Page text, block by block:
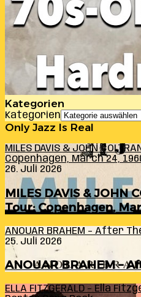
Kategorien
Kategorien
Only Jazz Is Real
MILES DAVIS & JOHN
Copenhagen, March 24,
26. Juli 2026
MILES DAVIS & JOHN
Tour: Copenhagen,
ANOUAR BRAHEM – After
25. Juli 2026
ANOUAR BRAHEM –
ELLA FITZGERALD – Ella